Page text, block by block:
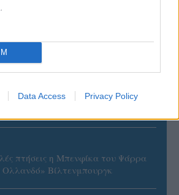
Data Access Privacy Policy
να διοργανώσει το Παγκόσμιο
πτήσεις η Μπενφίκα του Ψάρρα
Ολλανδό» Βίλτενμπουργκ